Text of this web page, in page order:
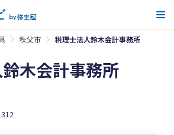
秩父市 税理士法人鈴木会計事務所
木会計事務所